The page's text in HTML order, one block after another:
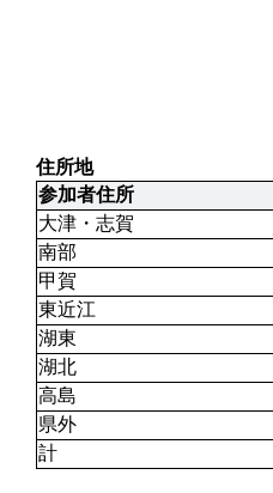
住所地
参加者住所
大津・志賀
南部
甲賀
東近江
湖東
湖北
高島
県外
計